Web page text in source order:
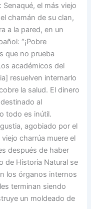
el más viejo
chamán de su clan,
a la pared, en un
“¡Pobre
que no prueba
académicos del
resuelven internarlo
la salud. El dinero
al
todo es inútil.
agobiado por el
charrúa muere el
después de haber
de Historia Natural se
los órganos internos
terminan siendo
un moldeado de